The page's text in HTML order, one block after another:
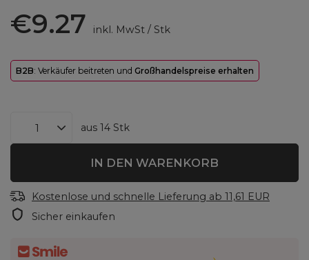
€9.27 inkl. MwSt/ Stk
B2B: Verkäufer beitreten und Großhandelspreise erhalten
aus 14 Stk
IN DEN WARENKORB
Kostenlose und schnelle Lieferung ab 11,61 EUR
Sicher einkaufen